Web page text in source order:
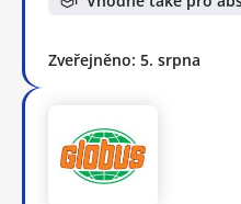
Zveřejněno: 5. srpna